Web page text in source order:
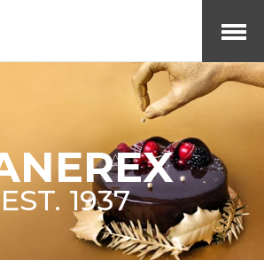
Open
EST. 1937